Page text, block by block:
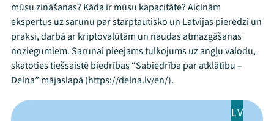
mūsu zināšanas? Kāda ir mūsu kapacitāte? Aicinām
ekspertus uz sarunu par starptautisko un Latvijas pieredzi un
praksi, darbā ar kriptovalūtām un naudas atmazgāšanas
noziegumiem. Sarunai pieejams tulkojums uz angļu valodu,
skatoties tiešsaistē biedrības “Sabiedrība par atklātību –
Delna” mājaslapā (https://delna.lv/en/).
LV